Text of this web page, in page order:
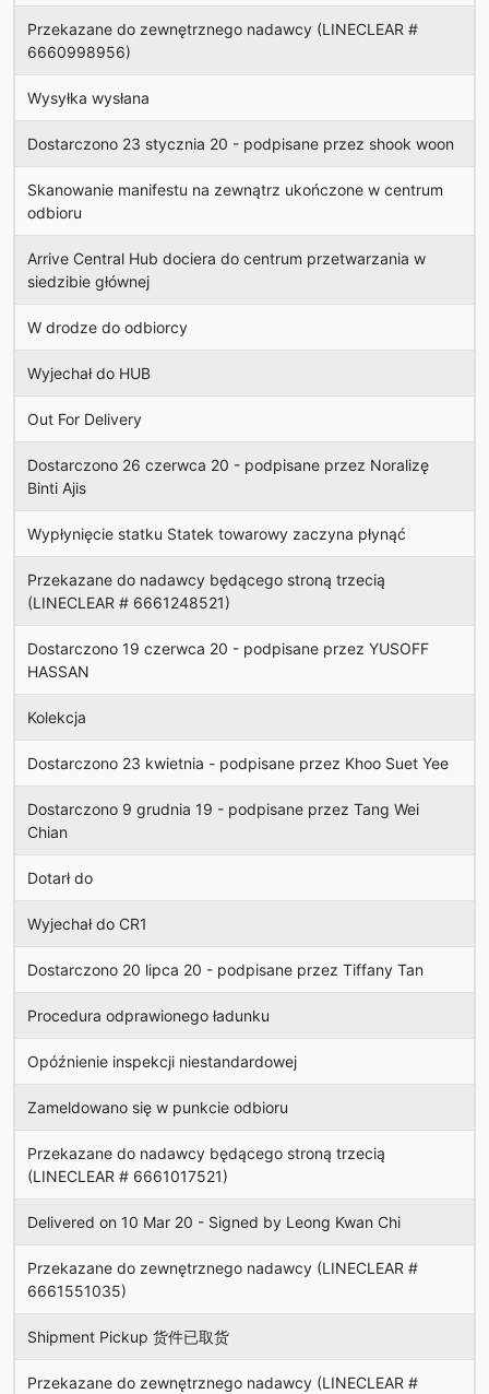
Przekazane do zewnętrznego nadawcy (LINECLEAR #
6660998956)
Wysyłka wysłana
Dostarczono 23 stycznia 20 - podpisane przez shook woon
Skanowanie manifestu na zewnątrz ukończone w centrum
odbioru
Arrive Central Hub dociera do centrum przetwarzania w
siedzibie głównej
W drodze do odbiorcy
Wyjechał do HUB
Out For Delivery
Dostarczono 26 czerwca 20 - podpisane przez Noralizę
Binti Ajis
Wypłynięcie statku Statek towarowy zaczyna płynąć
Przekazane do nadawcy będącego stroną trzecią
(LINECLEAR # 6661248521)
Dostarczono 19 czerwca 20 - podpisane przez YUSOFF
HASSAN
Kolekcja
Dostarczono 23 kwietnia - podpisane przez Khoo Suet Yee
Dostarczono 9 grudnia 19 - podpisane przez Tang Wei
Chian
Dotarł do
Wyjechał do CR1
Dostarczono 20 lipca 20 - podpisane przez Tiffany Tan
Procedura odprawionego ładunku
Opóźnienie inspekcji niestandardowej
Zameldowano się w punkcie odbioru
Przekazane do nadawcy będącego stroną trzecią
(LINECLEAR # 6661017521)
Delivered on 10 Mar 20 - Signed by Leong Kwan Chi
Przekazane do zewnętrznego nadawcy (LINECLEAR #
6661551035)
Shipment Pickup 货件已取货
Przekazane do zewnętrznego nadawcy (LINECLEAR #